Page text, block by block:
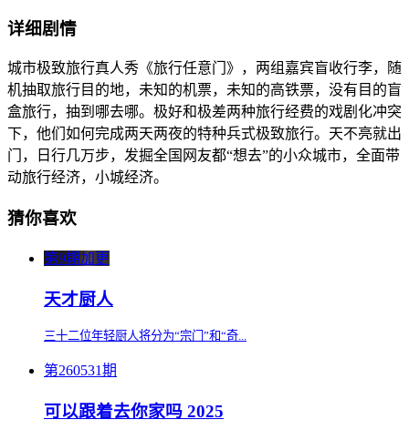
详细剧情
城市极致旅行真人秀《旅行任意门》，两组嘉宾盲收行李，随
机抽取旅行目的地，未知的机票，未知的高铁票，没有目的盲
盒旅行，抽到哪去哪。极好和极差两种旅行经费的戏剧化冲突
下，他们如何完成两天两夜的特种兵式极致旅行。天不亮就出
门，日行几万步，发掘全国网友都“想去”的小众城市，全面带
动旅行经济，小城经济。
猜你喜欢
第9期加更
天才厨人
三十二位年轻厨人将分为“宗门”和“奇...
第260531期
可以跟着去你家吗 2025